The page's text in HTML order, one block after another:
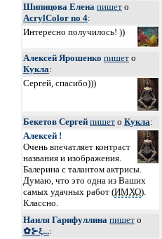
Шипицова Елена пишет о
AcrylColor no 4:
Интересно получилось! ))
Алексей Ярошенко пишет о
Кукла:
Сергей, спасибо)))
Бекетов Сергей пишет о Кукла:
Алексей !
Очень впечатляет контраст
названия и изображения.
Балерина с талантом актрисы.
Думаю, что это одна из Ваших
самых удачных работ (ИМХО).
Классно.
Наиля Гарифуллина пишет о
✿⊱ξ...: